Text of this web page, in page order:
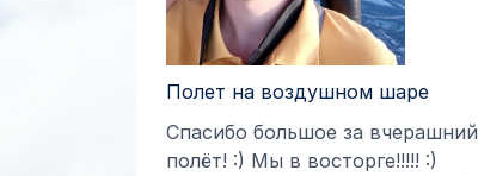
Полет на воздушном шаре
Спасибо большое за вчерашний
полёт! :) Мы в восторге!!!!! :)